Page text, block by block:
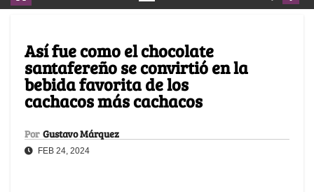
Así fue como el chocolate
santafereño se convirtió en la
bebida favorita de los
cachacos más cachacos
Por Gustavo Márquez
FEB 24, 2024